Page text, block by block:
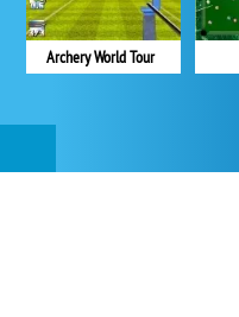
Archery World Tour